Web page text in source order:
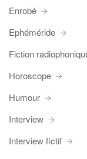
Enrobé
Ephéméride
Fiction
Horoscope
Humour
Interview
Interview fictif